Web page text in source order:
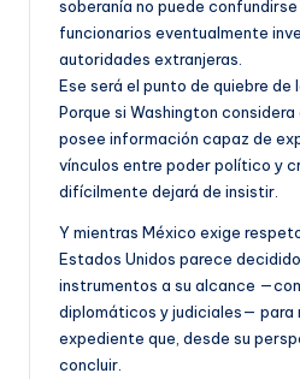
soberanía no puede
funcionarios eventualmente
autoridades extranjeras.
Ese será el punto de quiebre de
Porque si Washington considera
posee información capaz de
vínculos entre poder político y
difícilmente dejará de insistir.
Y mientras México exige
Estados Unidos parece
instrumentos a su alcance
diplomáticos y judiciales— para
expediente que, desde su
concluir.